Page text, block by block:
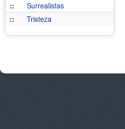
::
Surrealistas
::
Tristeza